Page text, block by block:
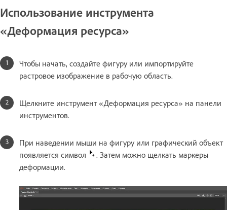
Использование инструмента
«Деформация ресурса»
Чтобы начать, создайте фигуру или импортируйте
растровое изображение в рабочую область.
Щелкните инструмент «Деформация ресурса» на панели
инструментов.
При наведении мыши на фигуру или графический объект
появляется символ
. Затем можно щелкать маркеры
деформации.